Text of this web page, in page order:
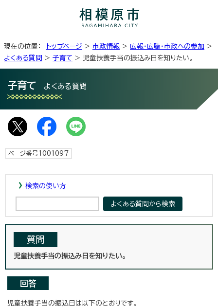
現在の位置： トップページ > 市政情報 > 広報・広聴・市政への参加 >
よくある質問 > 子育て > 児童扶養手当の振込み日を知りたい。
子育て よくある質問
ページ番号1001097
検索の使い方
質問
児童扶養手当の振込み日を知りたい。
回答
児童扶養手当の振込日は以下のとおりです。